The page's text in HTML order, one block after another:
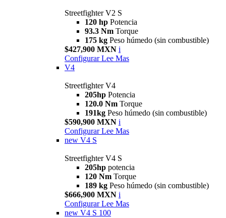
Streetfighter V2 S
120 hp Potencia
93.3 Nm Torque
175 kg Peso húmedo (sin combustible)
$427,900 MXN i
Configurar Lee Mas
V4
Streetfighter V4
205hp Potencia
120.0 Nm Torque
191kg Peso húmedo (sin combustible)
$590,900 MXN i
Configurar Lee Mas
new V4 S
Streetfighter V4 S
205hp potencia
120 Nm Torque
189 kg Peso húmedo (sin combustible)
$666,900 MXN i
Configurar Lee Mas
new V4 S 100